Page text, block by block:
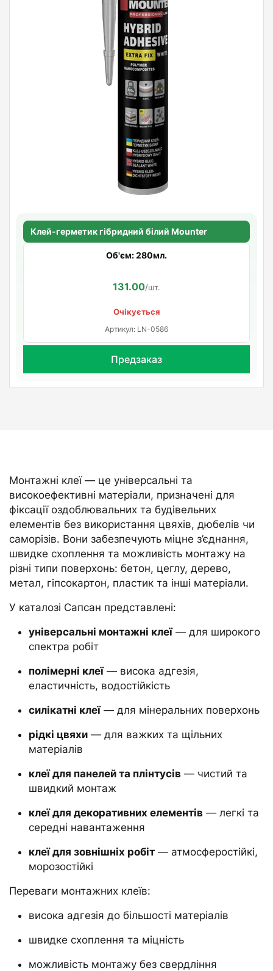
Клей-герметик гібридний білий Mounter
Об'єм: 280мл.
131.00/шт.
Очікується
Артикул: LN-0586
Предзаказ
Монтажні клеї — це універсальні та
високоефективні матеріали, призначені для
фіксації оздоблювальних та будівельних
елементів без використання цвяхів, дюбелів чи
саморізів. Вони забезпечують міцне з’єднання,
швидке схоплення та можливість монтажу на
різні типи поверхонь: бетон, цеглу, дерево,
метал, гіпсокартон, пластик та інші матеріали.
У каталозі Сапсан представлені:
універсальні монтажні клеї— для широкого
спектра робіт
полімерні клеї— висока адгезія,
еластичність, водостійкість
силікатні клеї— для мінеральних поверхонь
рідкі цвяхи — для важких та щільних
матеріалів
клеї для панелей та плінтусів — чистий та
швидкий монтаж
клеї для декоративних елементів — легкі та
середні навантаження
клеї для зовнішніх робіт — атмосферостійкі,
морозостійкі
Переваги монтажних клеїв:
висока адгезія до більшості матеріалів
швидке схоплення та міцність
можливість монтажу без свердління